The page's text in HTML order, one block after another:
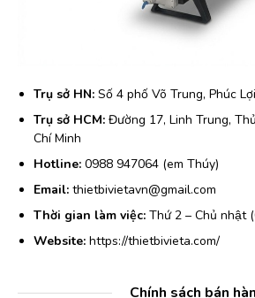
Trụ sở HN: Số 4 phố Võ Trung, Phúc
Trụ sở HCM: Đường 17, Linh Trung,
Chí Minh
Hotline: 0988 947064 (em Thúy)
Email: thietbivietavn@gmail.com
Thời gian làm việc: Thứ 2 – Chủ nhật
Website: https://thietbivieta.com/
Chính sách bán